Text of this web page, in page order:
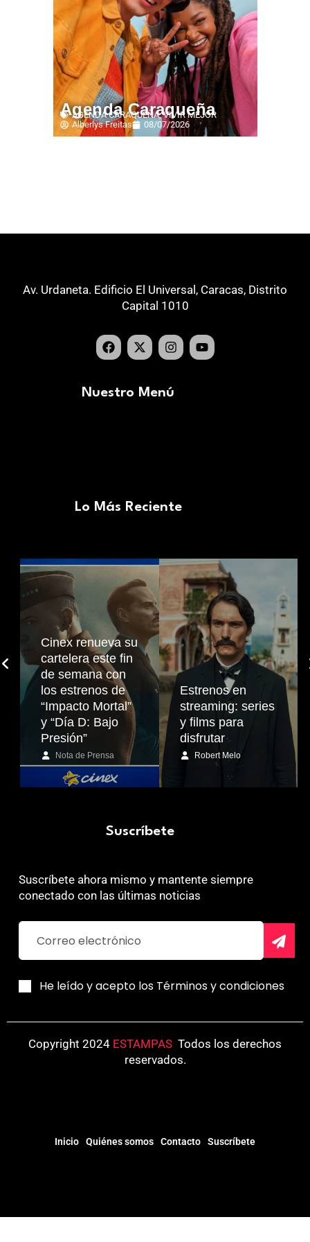
Agenda Caraqueña
AGENDA CARAQUEÑA,VIVIR MEJOR
Alberlys Freitas
08/07/2026
Av. Urdaneta. Edificio El Universal, Caracas, Distrito
Capital 1010
Nuestro Menú
Lo Más Reciente
Cinex renueva su
cartelera este fin
de semana con
los estrenos de
“Impacto Mortal”
y “Día D: Bajo
Presión”
Nota de Prensa
Estrenos en
streaming: series
y films para
disfrutar
Robert Melo
Suscríbete
Suscríbete ahora mismo y mantente siempre
conectado con las últimas noticias
He leído y acepto los Términos y condiciones
Copyright 2024 ESTAMPAS Todos los derechos
reservados.
Inicio Quiénes somos Contacto Suscríbete